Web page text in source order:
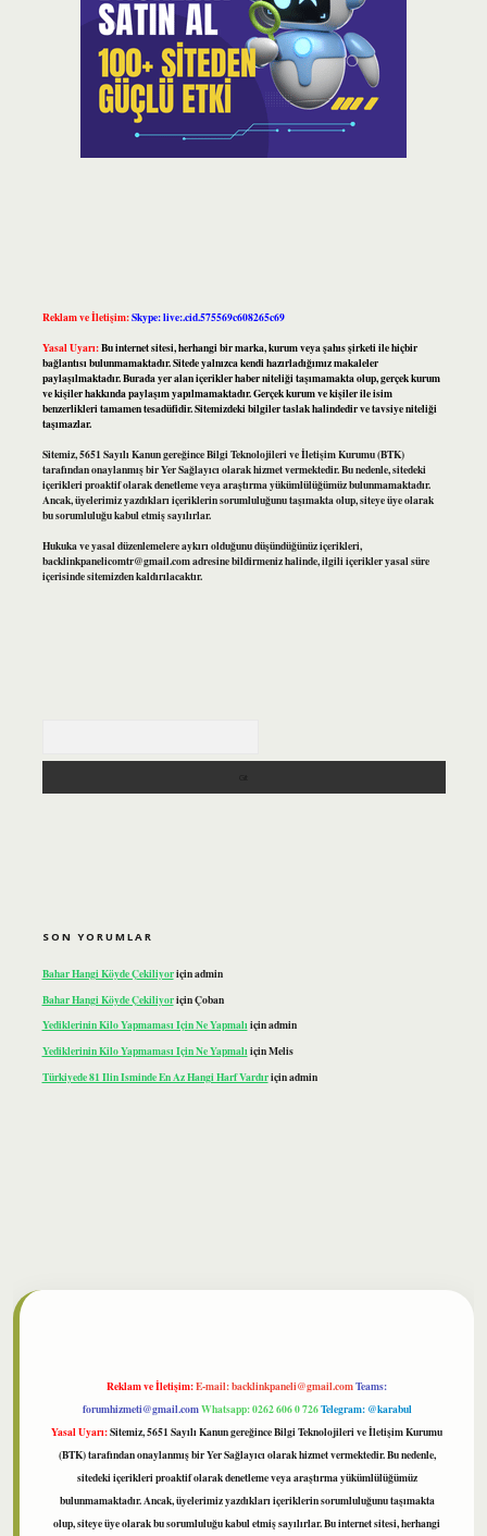
Reklam ve İletişim:Skype: live:.cid.575569c608265c69
Yasal Uyarı:Bu internet sitesi, herhangi bir marka, kurum veya şahıs şirketi ile hiçbir
bağlantısı bulunmamaktadır. Sitede yalnızca kendi hazırladığımız makaleler
paylaşılmaktadır. Burada yer alan içerikler haber niteliği taşımamakta olup, gerçek kurum
ve kişiler hakkında paylaşım yapılmamaktadır. Gerçek kurum ve kişiler ile isim
benzerlikleri tamamen tesadüfidir. Sitemizdeki bilgiler taslak halindedir ve tavsiye niteliği
taşımazlar.
Sitemiz, 5651 Sayılı Kanun gereğince Bilgi Teknolojileri ve İletişim Kurumu (BTK)
tarafından onaylanmış bir Yer Sağlayıcı olarak hizmet vermektedir. Bu nedenle, sitedeki
içerikleri proaktif olarak denetleme veya araştırma yükümlülüğümüz bulunmamaktadır.
Ancak, üyelerimiz yazdıkları içeriklerin sorumluluğunu taşımakta olup, siteye üye olarak
bu sorumluluğu kabul etmiş sayılırlar.
Hukuka ve yasal düzenlemelere aykırı olduğunu düşündüğünüz içerikleri,
backlinkpanelicomtr@gmail.comadresine bildirmeniz halinde, ilgili içerikler yasal süre
içerisinde sitemizden kaldırılacaktır.
SON YORUMLAR
Bahar Hangi Köyde Çekiliyoriçinadmin
Bahar Hangi Köyde ÇekiliyoriçinÇoban
Yediklerinin Kilo Yapmaması Için Ne Yapmalıiçinadmin
Yediklerinin Kilo Yapmaması Için Ne YapmalıiçinMelis
Türkiyede 81 Ilin Isminde En Az Hangi Harf Vardıriçinadmin
Reklam ve İletişim:E-mail:backlinkpaneli@gmail.comTeams:
forumhizmeti@gmail.comWhatsapp: 0262 606 0 726Telegram: @karabul
Yasal Uyarı:Sitemiz, 5651 Sayılı Kanun gereğince Bilgi Teknolojileri ve İletişim Kurumu
(BTK) tarafından onaylanmış bir Yer Sağlayıcı olarak hizmet vermektedir. Bu nedenle,
sitedeki içerikleri proaktif olarak denetleme veya araştırma yükümlülüğümüz
bulunmamaktadır. Ancak, üyelerimiz yazdıkları içeriklerin sorumluluğunu taşımakta
olup, siteye üye olarak bu sorumluluğu kabul etmiş sayılırlar. Bu internet sitesi, herhangi